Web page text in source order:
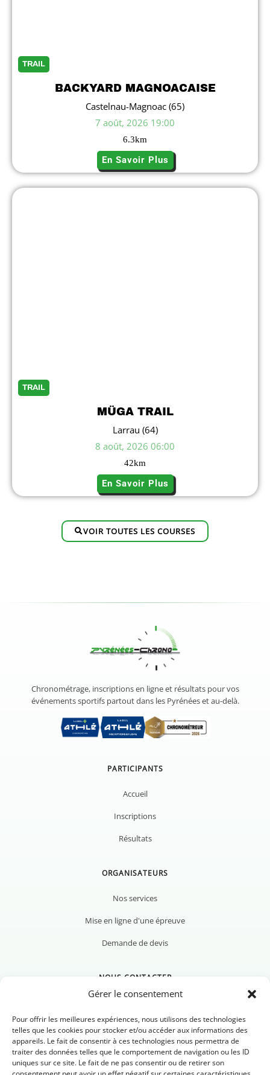
Gérer le consentement
Pour offrir les meilleures expériences, nous utilisons des technologies
telles que les cookies pour stocker et/ou accéder aux informations des
appareils. Le fait de consentir à ces technologies nous permettra de
traiter des données telles que le comportement de navigation ou les ID
uniques sur ce site. Le fait de ne pas consentir ou de retirer son
TRAIL
BACKYARD MAGNOACAISE
Castelnau-Magnoac (65)
7 août, 2026 19:00
6.3km
En Savoir Plus
TRAIL
MÜGA TRAIL
Larrau (64)
8 août, 2026 06:00
42km
En Savoir Plus
VOIR TOUTES LES COURSES
Chronométrage, inscriptions en ligne et résultats pour vos
événements sportifs partout dans les Pyrénées et au-delà.
PARTICIPANTS
Accueil
Inscriptions
Résultats
ORGANISATEURS
Nos services
Mise en ligne d'une épreuve
Demande de devis
NOUS CONTACTER
Nous contacter
Newsletter